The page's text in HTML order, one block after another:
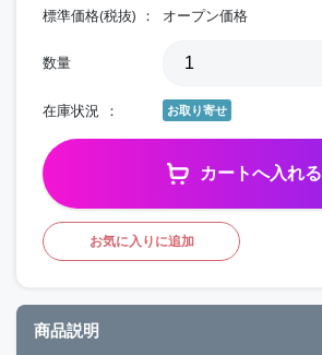
標準価格(税抜) オープン価格
数量
在庫状況 お取り寄せ
カートへ入れる
お気に入りに追加
商品説明